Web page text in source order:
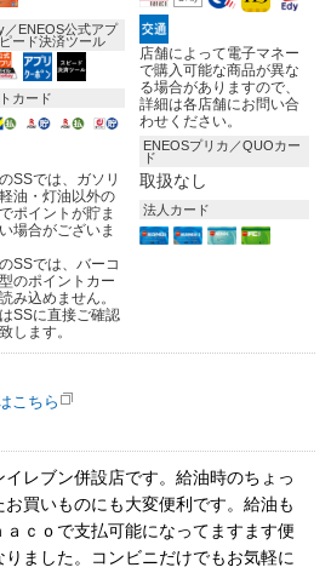
／ENEOS公式アプ
ード決済ツール
カード
SSでは、ガソリ
油・灯油以外の
ポイントが貯ま
場合がございま
SSでは、バーコ
のポイントカー
み込めません。
SSに直接ご確認
します。
店舗によって電子マネー
で購入可能な商品が異な
る場合がありますので、
詳細は各店舗にお問い合
わせください。
ENEOSプリカ／QUOカー
ド
取扱なし
法人カード
こちら
イレブン併設店です。給油時のちょっ
お買いものにも大変便利です。給油も
ａｃｏで支払可能になってますます便
りました。コンビニだけでもお気軽に